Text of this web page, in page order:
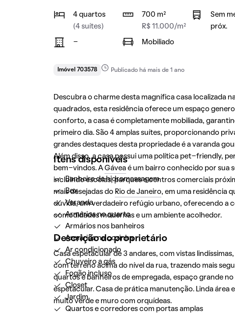
4 quartos
(4 suítes)
700 m²
R$ 11.000/m²
Sem
próx.
- Mobiliado
Imóvel 703578 Publicado há mais de 1 ano
Descubra o charme desta magnífica casa localizada
quadrados, esta residência oferece um espaço
conforto, a casa é completamente mobiliada,
primeiro dia. São 4 amplas suítes, proporcionando
grandes destaques desta propriedade é a varanda
Além disso, a casa possui uma política pet-friendly,
bem-vindos. A Gáveaé um bairro conhecido por sua
incluindo escolas, parques e centros comerciais
mais desejadas do Rio de Janeiro, em uma residência
dúvida, um verdadeiro refúgio urbano, oferecendo a
comodidades modernas e um ambiente acolhedor.
Descrição do proprietário
Casa espetacular de 3 andares, com vistas
com terreno acima do nível da rua, trazendo mais
quartos e banheiros de empregada, espaço grande
espetacular. Casa de prática manutenção. Linda
muito verde e muro com orquídeas.
Itens disponíveis
Banheira de hidromassagem
Box
Varanda
Armários no quarto
Armários nos banheiros
Armários na cozinha
Ar condicionado
Chuveiro a gás
Fogão incluso
Closet
Jardim
Quartos e corredores com portas amplas